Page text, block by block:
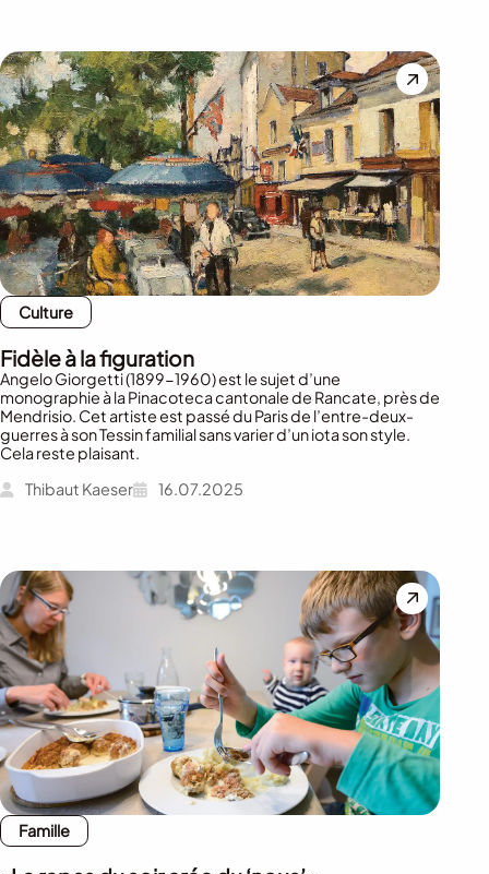
Culture
Fidèle à la figuration
Angelo Giorgetti (1899-1960) est le sujet d’une
monographie à la Pinacoteca cantonale de Rancate, près de
Mendrisio. Cet artiste est passé du Paris de l’entre-deux-
guerres à son Tessin familial sans varier d’un iota son style.
Cela reste plaisant.
Thibaut Kaeser
16.07.2025
Famille